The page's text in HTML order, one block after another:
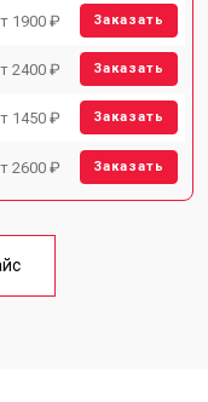
1900 ₽ Заказать
2400 ₽ Заказать
1450 ₽ Заказать
2600 ₽ Заказать